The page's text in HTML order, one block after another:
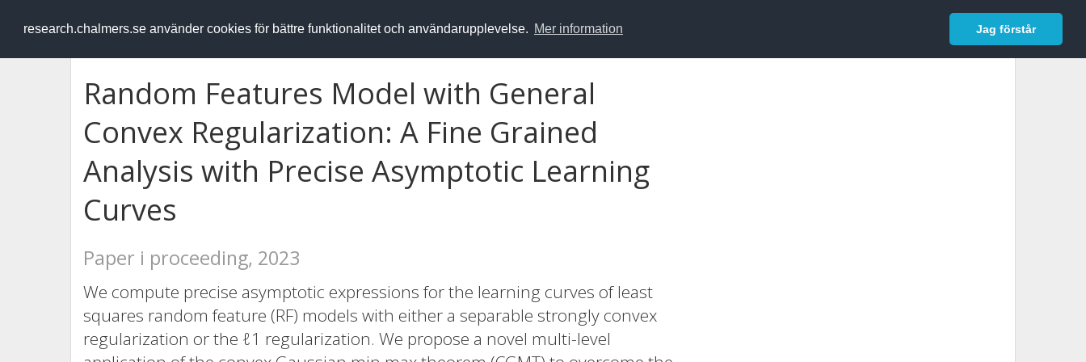
research.chalmers.se använder cookies för bättre funktionalitet och användarupplevelse. Mer information Jag förstår
RESEARCH.chalmers.se Logga in
Random Features Model with General
Convex Regularization: A Fine Grained
Analysis with Precise Asymptotic Learning
Curves
Paper i proceeding, 2023
We compute precise asymptotic expressions for the learning curves of least
squares random feature (RF) models with either a separable strongly convex
regularization or the ℓ1 regularization. We propose a novel multi-level